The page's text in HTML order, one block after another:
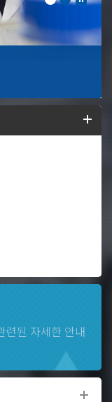
식
련된 자세한 안내